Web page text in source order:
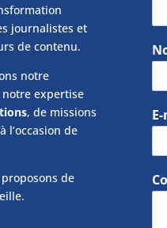
journalistes et
de contenu.
notre
expertise
, de missions
l’occasion de
de